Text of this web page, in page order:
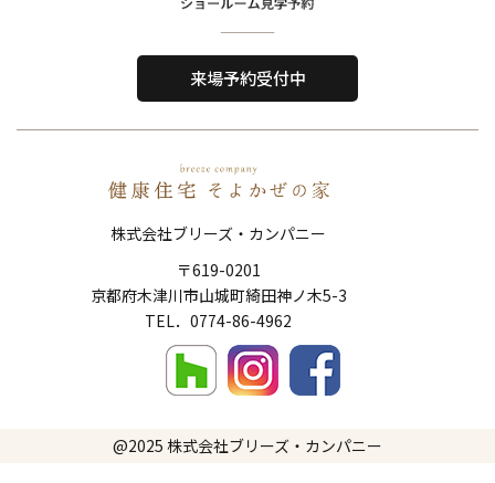
About Us
私たちについて
選ばれる理由
Performance
住宅性能
Works
施工事例
FAQ
よくある質問
News
新着情報
Contact
来場予約受付中
株式会社ブリーズ・カンパニー
〒619-0201
京都府木津川市山城町綺田神ノ木5-3
​​​​​​​TEL． 0774-86-4962
@2025 株式会社ブリーズ・カンパニー